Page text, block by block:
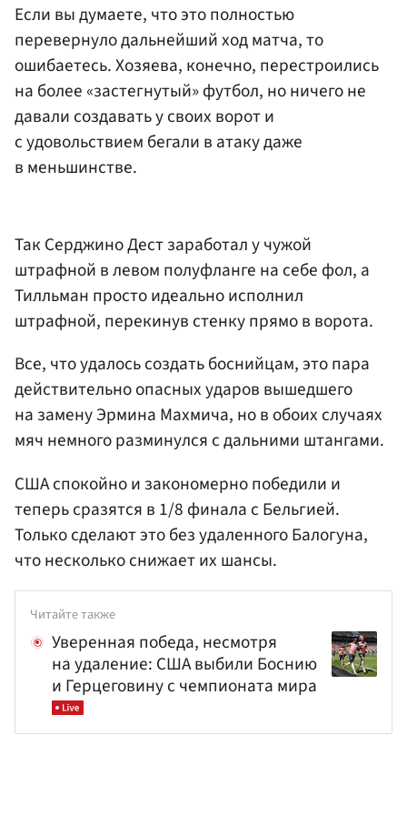
Если вы думаете, что это полностью
перевернуло дальнейший ход матча, то
ошибаетесь. Хозяева, конечно, перестроились
на более «застегнутый» футбол, но ничего не
давали создавать у своих ворот и
с удовольствием бегали в атаку даже
в меньшинстве.
Так Серджино Дест заработал у чужой
штрафной в левом полуфланге на себе фол, а
Тилльман просто идеально исполнил
штрафной, перекинув стенку прямо в ворота.
Все, что удалось создать боснийцам, это пара
действительно опасных ударов вышедшего
на замену Эрмина Махмича, но в обоих случаях
мяч немного разминулся с дальними штангами.
США спокойно и закономерно победили и
теперь сразятся в 1/8 финала с Бельгией.
Только сделают это без удаленного Балогуна,
что несколько снижает их шансы.
Читайте также
Уверенная победа, несмотря
на удаление: США выбили Боснию
и Герцеговину с чемпионата мира